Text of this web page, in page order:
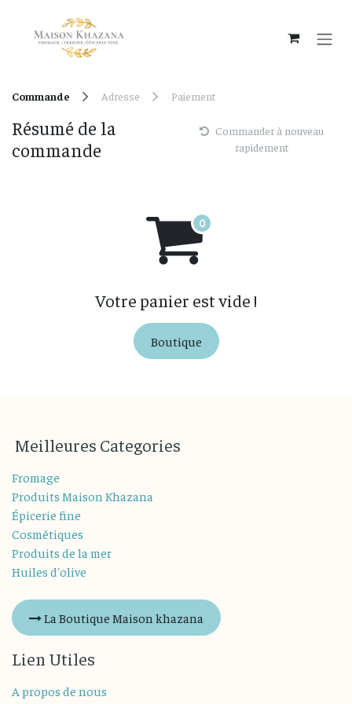
Commande Adresse Paiement
Résumé de la
commande
Commander à nouveau
rapidement
Votre panier est vide !
Boutique
Meilleures Categories
Fromage
Produits Maison Khazana
Épicerie fine
Cosmétiques
Produits de la mer
Huiles d'olive
La Boutique Maison khazana
Lien Utiles
A propos de nous